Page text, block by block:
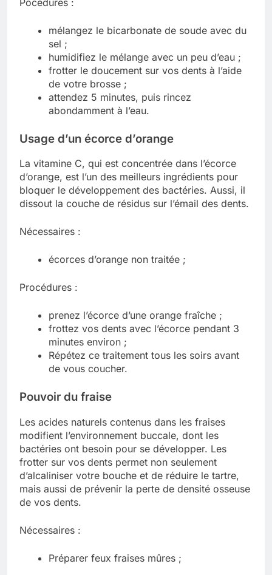
mélangez le bicarbonate de soude avec du
sel ;
humidifiez le mélange avec un peu d’eau ;
frotter le doucement sur vos dents à l’aide
de votre brosse ;
attendez 5 minutes, puis rincez
abondamment à l’eau.
Usage d’un écorce d’orange
La vitamine C, qui est concentrée dans l’écorce
d’orange, est l’un des meilleurs ingrédients pour
bloquer le développement des bactéries. Aussi, il
dissout la couche de résidus sur l’émail des dents.
Nécessaires :
écorces d’orange non traitée ;
Procédures :
prenez l’écorce d’une orange fraîche ;
frottez vos dents avec l’écorce pendant 3
minutes environ ;
Répétez ce traitement tous les soirs avant
de vous coucher.
Pouvoir du fraise
Les acides naturels contenus dans les fraises
modifient l’environnement buccale, dont les
bactéries ont besoin pour se développer. Les
frotter sur vos dents permet non seulement
d’alcaliniser votre bouche et de réduire le tartre,
mais aussi de prévenir la perte de densité osseuse
de vos dents.
Nécessaires :
Préparer feux fraises mûres ;